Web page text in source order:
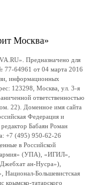
Москва»
Предназначено для
77-64961 от 04 марта 2016
информационных
123298, Москва, ул. 3-я
ответственностью
22). Доменное имя сайта
Федерация и
Бабаян Роман
+7 (495) 950-62-26
в Российской
армия» (УПА), «ИГИЛ»,
ан-Нусра»),
Национал-Большевистская
татарского